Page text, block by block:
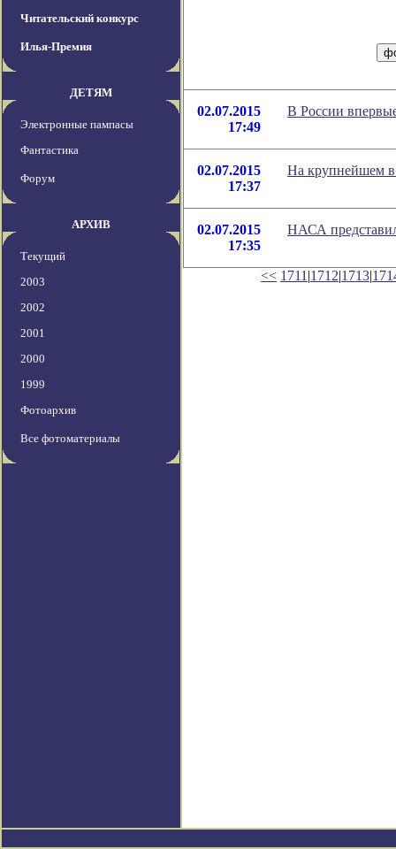
Читательский конкурс
Илья-Премия
ДЕТЯМ
Электронные пампасы
Фантастика
Форум
АРХИВ
Текущий
2003
2002
2001
2000
1999
Фотоархив
Все фотоматериалы
02.07.2015
17:49
В России
02.07.2015
17:37
На крупнейшем в
02.07.2015
17:35
НАСА
<< 1711 |1712|1713|